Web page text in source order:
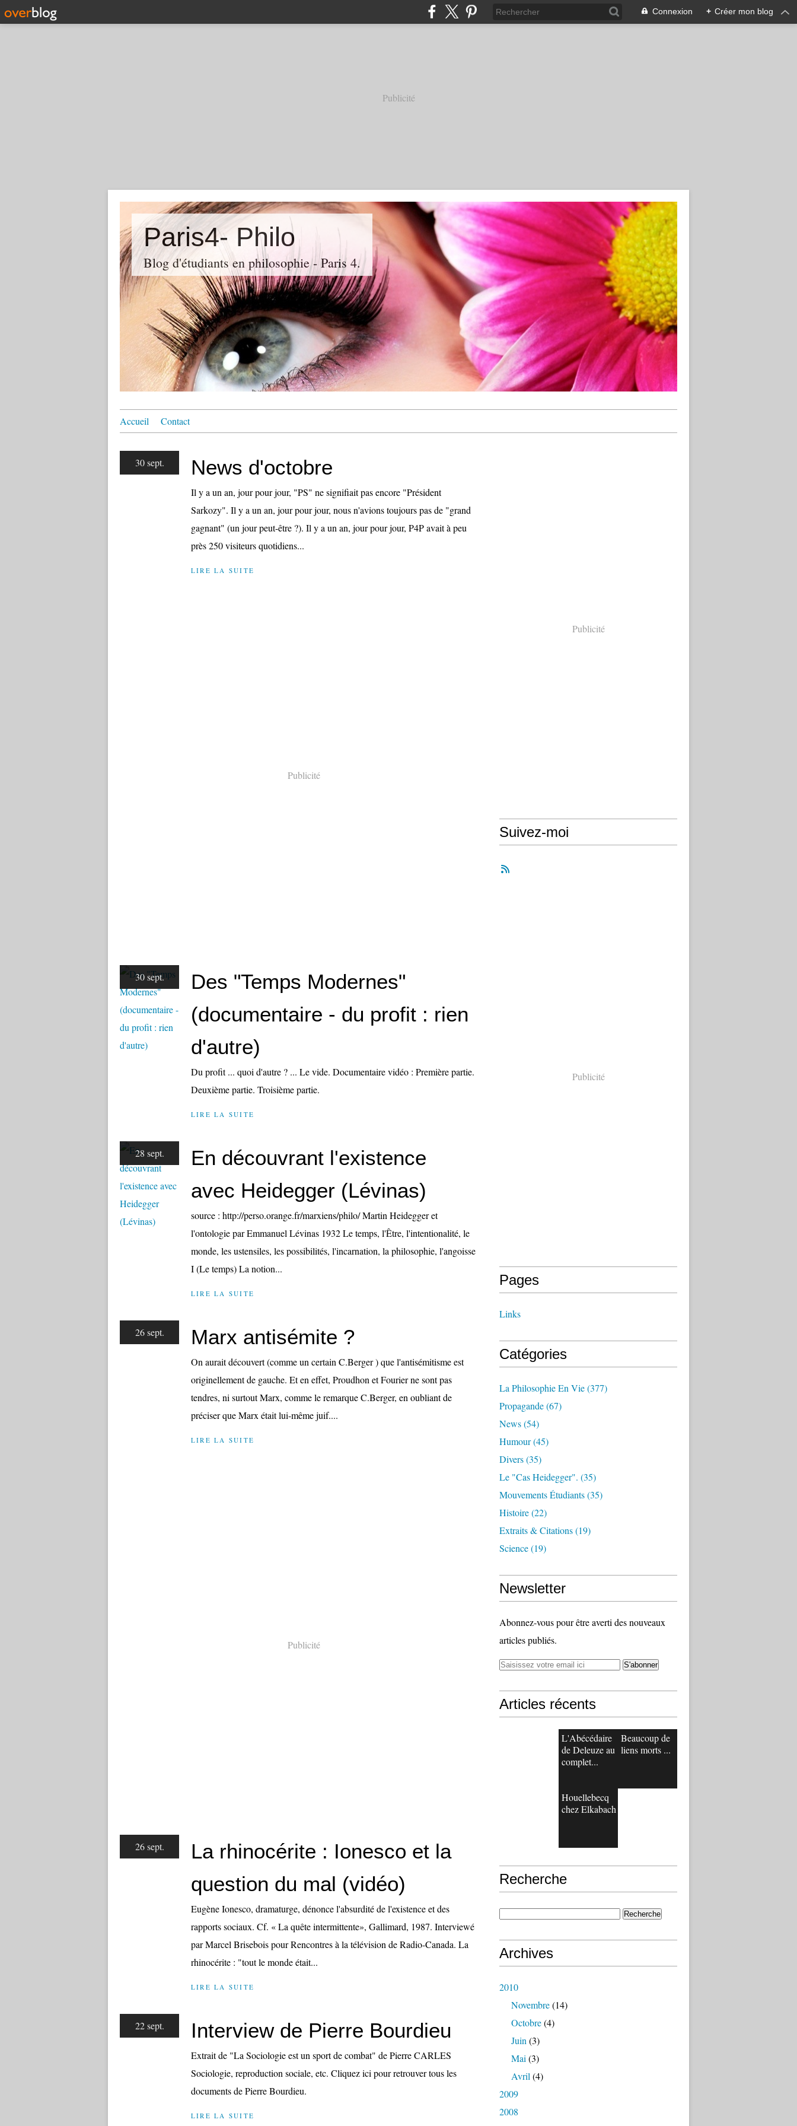
Connexion + Créer mon blog
Publicité
Paris4- Philo
Blog d'étudiants en philosophie - Paris 4.
Accueil Contact
30 sept. News d'octobre
Il y a un an, jour pour jour, "PS" ne signifiait pas encore "Président
Sarkozy". Il y a un an, jour pour jour, nous n'avions toujours pas de "grand
gagnant" (un jour peut-être ?). Il y a un an, jour pour jour, P4P avait à peu
près 250 visiteurs quotidiens...
LIRE LA SUITE
Publicité
30 sept.
Des "Temps Modernes"
(documentaire - du profit : rien
d'autre)
Du profit ... quoi d'autre ? ... Le vide. Documentaire vidéo : Première partie.
Deuxième partie. Troisième partie.
LIRE LA SUITE
28 sept.
En découvrant l'existence
avec Heidegger (Lévinas)
source : http://perso.orange.fr/marxiens/philo/ Martin Heidegger et
l'ontologie par Emmanuel Lévinas 1932 Le temps, l'Être, l'intentionalité, le
monde, les ustensiles, les possibilités, l'incarnation, la philosophie, l'angoisse
I (Le temps) La notion...
LIRE LA SUITE
26 sept. Marx antisémite ?
On aurait découvert (comme un certain C.Berger ) que l'antisémitisme est
originellement de gauche. Et en effet, Proudhon et Fourier ne sont pas
tendres, ni surtout Marx, comme le remarque C.Berger, en oubliant de
préciser que Marx était lui-même juif....
LIRE LA SUITE
Publicité
26 sept.
La rhinocérite : Ionesco et la
question du mal (vidéo)
Eugène Ionesco, dramaturge, dénonce l'absurdité de l'existence et des
rapports sociaux. Cf. « La quête intermittente», Gallimard, 1987. Interviewé
par Marcel Brisebois pour Rencontres à la télévision de Radio-Canada. La
rhinocérite : "tout le monde était...
LIRE LA SUITE
22 sept. Interview de Pierre Bourdieu
Extrait de "La Sociologie est un sport de combat" de Pierre CARLES
Sociologie, reproduction sociale, etc. Cliquez ici pour retrouver tous les
documents de Pierre Bourdieu.
LIRE LA SUITE
Publicité
Suivez-moi
Publicité
Pages
Links
Catégories
La Philosophie En Vie(377)
Propagande(67)
News(54)
Humour(45)
Divers(35)
Le "cas Heidegger". (35)
Mouvements Étudiants(35)
Histoire(22)
Extraits & Citations(19)
Science(19)
Newsletter
Abonnez-vous pour être averti des nouveaux
articles publiés.
Articles récents
L'Abécédaire
de Deleuze au
complet...
Beaucoup de
liens morts ...
Houellebecq
chez Elkabach
Recherche
Archives
2010
Novembre(14)
Octobre(4)
Juin (3)
Mai (3)
Avril (4)
2009
2008